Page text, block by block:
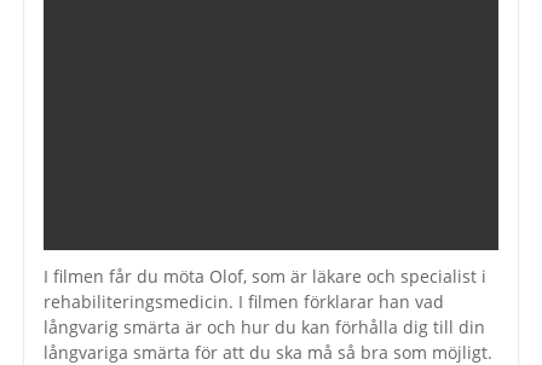
I filmen får du möta Olof, som är läkare och specialist i
rehabiliteringsmedicin. I filmen förklarar han vad
långvarig smärta är och hur du kan förhålla dig till din
långvariga smärta för att du ska må så bra som möjligt.